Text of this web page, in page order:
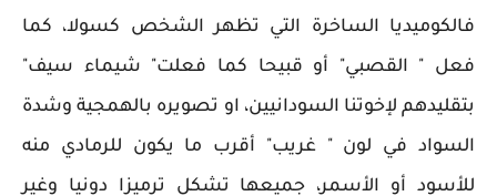
فالكوميديا الساخرة التي تظهر الشخص كسولا، كما
فعل " القصبي" أو قبيحا كما فعلت" شيماء سيف"
بتقليدهم لإخوتنا السودانيين، او تصويره بالهمجية وشدة
السواد في لون " غريب" أقرب ما يكون للرمادي منه
للأسود أو الأسمر، جميعها تشكل ترميزا دونيا وغير